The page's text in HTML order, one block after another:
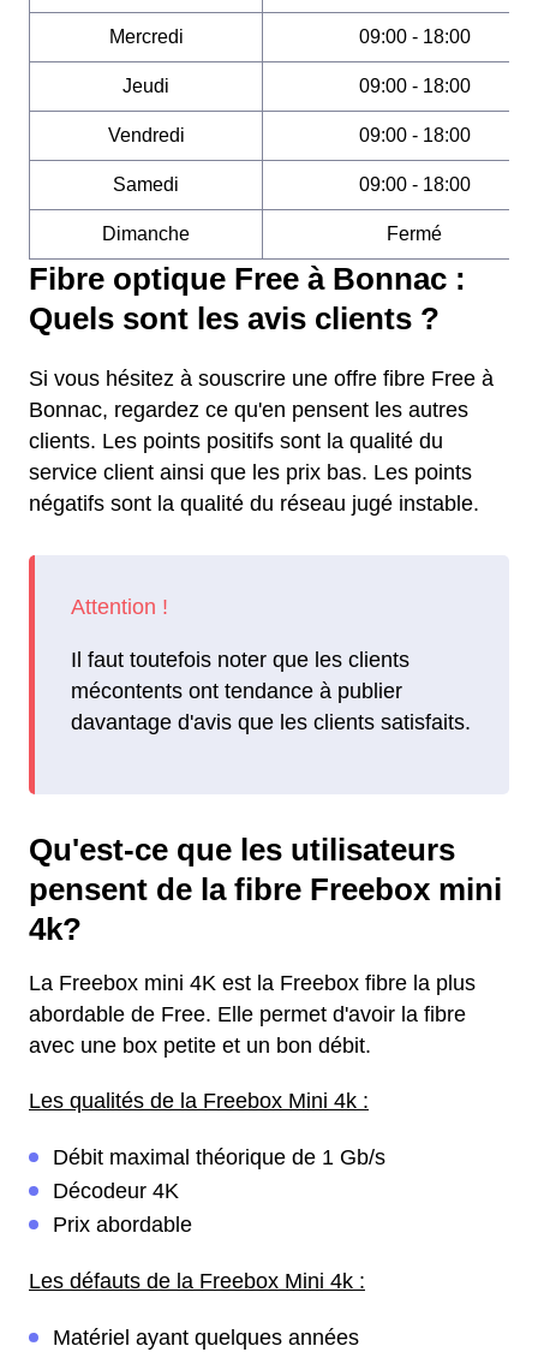
Mercredi 09:00 - 18:00
Jeudi 09:00 - 18:00
Vendredi 09:00 - 18:00
Samedi 09:00 - 18:00
Dimanche Fermé
Fibre optique Free à Bonnac :
Quels sont les avis clients ?
Si vous hésitez à souscrire une offre fibre Free à
Bonnac, regardez ce qu'en pensent les autres
clients. Les points positifs sont la qualité du
service client ainsi que les prix bas. Les points
négatifs sont la qualité du réseau jugé instable.
Il faut toutefois noter que les clients
mécontents ont tendance à publier
davantage d'avis que les clients satisfaits.
Qu'est-ce que les utilisateurs
pensent de la fibre Freebox mini
4k?
La Freebox mini 4K est la Freebox fibre la plus
abordable de Free. Elle permet d'avoir la fibre
avec une box petite et un bon débit.
Les qualités de la Freebox Mini 4k :
Débit maximal théorique de 1 Gb/s
Décodeur 4K
Prix abordable
Les défauts de la Freebox Mini 4k :
Matériel ayant quelques années